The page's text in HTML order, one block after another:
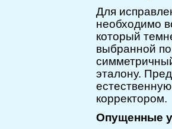
Для
необходимо
который
выбранной
эталону.
корректором.
Опущенные